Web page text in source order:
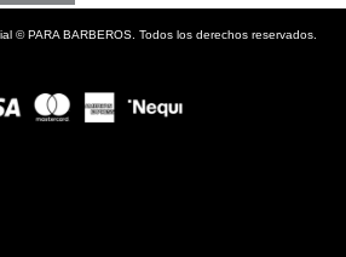
©PARA BARBEROS. Todos los derechos reservados.